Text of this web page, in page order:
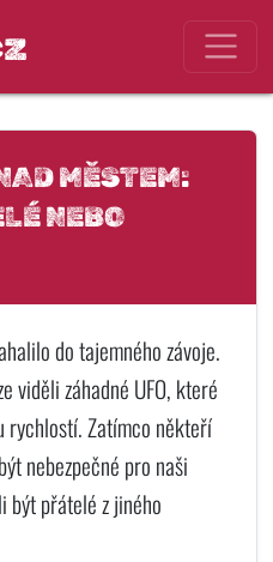
MĚSTEM:
NEBO
do tajemného závoje.
viděli záhadné UFO, které
rychlostí. Zatímco někteří
nebezpečné pro naši
být přátelé z jiného